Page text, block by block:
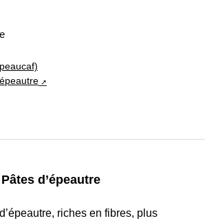
Pâtes d’épeautre
riches en fibres, plus